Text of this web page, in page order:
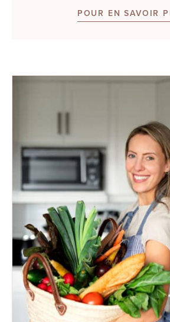
POUR EN SAVOIR